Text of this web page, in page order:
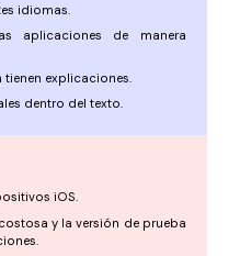
idiomas.
aplicaciones de manera
explicaciones.
dentro del texto.
iOS.
y la versión de prueba